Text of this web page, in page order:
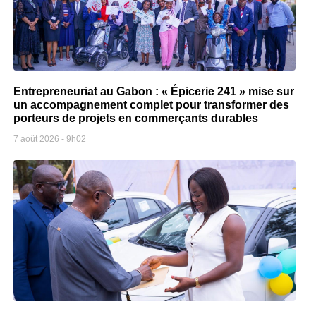
Entrepreneuriat au Gabon : « Épicerie 241 » mise sur
un accompagnement complet pour transformer des
porteurs de projets en commerçants durables
7 août 2026 9h02